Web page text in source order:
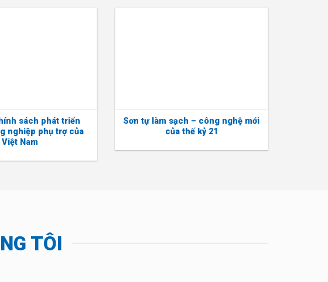
sách phát triển
nghiệp phụ trợ của
Việt Nam
Sơn tự làm sạch – công nghệ mới
của thế kỷ 21
TÔI